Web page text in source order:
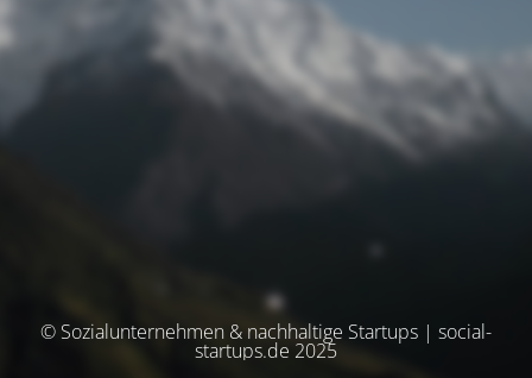
© Sozialunternehmen & nachhaltige Startups | social-
startups.de 2025